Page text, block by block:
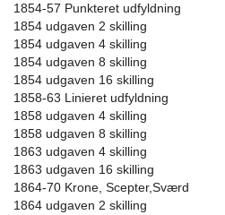
1854-57 Punkteret udfyldning
1854 udgaven 2 skilling
1854 udgaven 4 skilling
1854 udgaven 8 skilling
1854 udgaven 16 skilling
1858-63 Linieret udfyldning
1858 udgaven 4 skilling
1858 udgaven 8 skilling
1863 udgaven 4 skilling
1863 udgaven 16 skilling
1864-70 Krone, Scepter,Sværd
1864 udgaven 2 skilling